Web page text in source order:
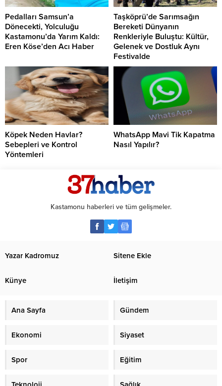
Pedalları Samsun’a
Dönecekti, Yolculuğu
Kastamonu’da Yarım Kaldı:
Eren Köse’den Acı Haber
Taşköprü’de Sarımsağın
Bereketi Dünyanın
Renkleriyle Buluştu: Kültür,
Gelenek ve Dostluk Aynı
Festivalde
Köpek Neden Havlar?
Sebepleri ve Kontrol
Yöntemleri
WhatsApp Mavi Tik Kapatma
Nasıl Yapılır?
Kastamonu haberleri ve tüm gelişmeler.
Yazar Kadromuz Sitene Ekle
Künye İletişim
Ana Sayfa Gündem
Ekonomi Siyaset
Spor Eğitim